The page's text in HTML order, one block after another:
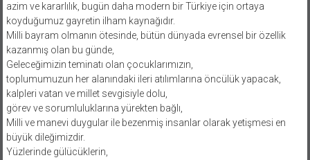
azim ve kararlılık, bugün daha modern bir Türkiye için ortaya
koyduğumuz gayretin ilham kaynağıdır.
Milli bayram olmanın ötesinde, bütün dünyada evrensel bir özellik
kazanmış olan bu günde,
Geleceğimizin teminatı olan çocuklarımızın,
toplumumuzun her alanındaki ileri atılımlarına öncülük yapacak,
kalpleri vatan ve millet sevgisiyle dolu,
görev ve sorumluluklarına yürekten bağlı,
Milli ve manevi duygular ile bezenmiş insanlar olarak yetişmesi en
büyük dileğimizdir.
Yüzlerinde gülücüklerin,